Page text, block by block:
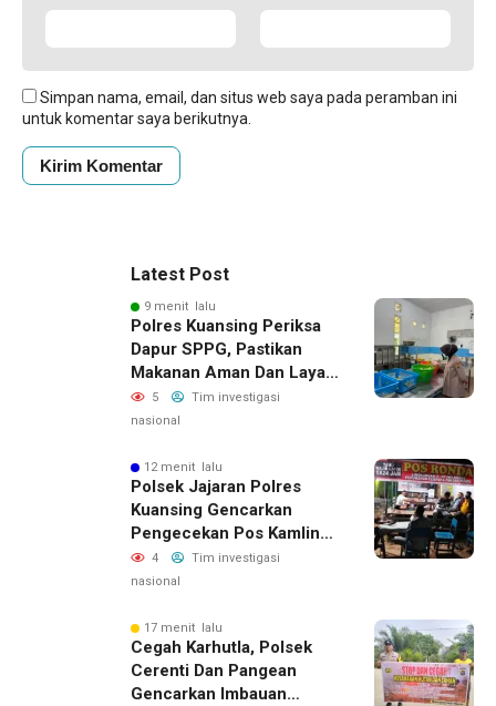
Simpan nama, email, dan situs web saya pada peramban ini
untuk komentar saya berikutnya.
Latest Post
9 menit lalu
Polres Kuansing Periksa
Dapur SPPG, Pastikan
Makanan Aman Dan Layak
Dikonsumsi
5
Tim investigasi
nasional
12 menit lalu
Polsek Jajaran Polres
Kuansing Gencarkan
Pengecekan Pos Kamling,
Kapolres Ajak Warga Aktif
Jaga Keamanan
4
Tim investigasi
nasional
17 menit lalu
Cegah Karhutla, Polsek
Cerenti Dan Pangean
Gencarkan Imbauan